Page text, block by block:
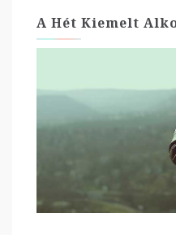
A Hét Kiemelt